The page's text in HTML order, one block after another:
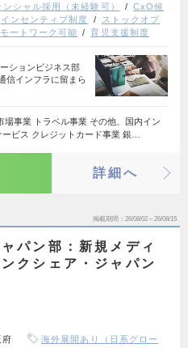
ンシャル採用（未経験可）
CxO候
インセンティブ制度
ストックオプ
ートワーク可能 育児支援制度
ションビジネス部
信インフラに留まら
場事業 トラベル事業 その他、国内イン
ビス クレジットカード事業 銀…
詳細へ
掲載期間 26/08/02～26/08/15
パン部：新規メディ
クシェア・ジャパン
府
海外展開あり（日系グロー